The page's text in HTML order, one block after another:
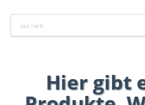
Hier gibt